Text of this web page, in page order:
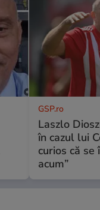
GSP.ro
Laszlo
în cazul lui
curios că
acum”